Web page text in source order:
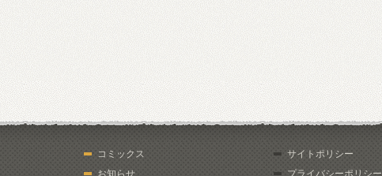
コミックス
お知らせ
サイトポリシー
プライバシーポリシー